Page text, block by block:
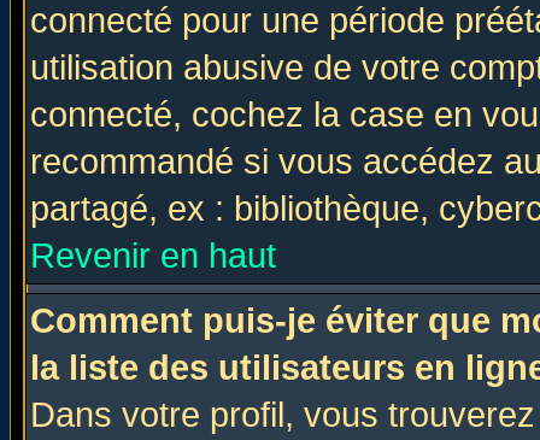
connecté pour une période
utilisation abusive de votre
connecté, cochez la case en
recommandé si vous accédez
partagé, ex : bibliothèque,
Revenir en haut
Comment puis-je éviter que
la liste des utilisateurs en
Dans votre profil, vous